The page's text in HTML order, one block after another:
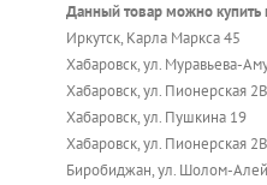
Данный товар можно купить
Иркутск, Карла Маркса 45
Хабаровск, ул. Муравьева-
Хабаровск, ул. Пионерская
Хабаровск, ул. Пушкина 19
Хабаровск, ул. Пионерская
Биробиджан, ул. Шолом-